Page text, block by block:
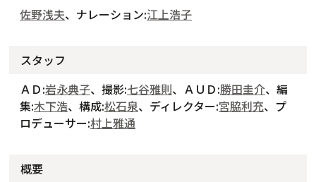
佐野浅夫、ナレーション:江上浩子
スタッフ
ＡＤ:岩永典子、撮影:七谷雅則、ＡＵＤ:勝田圭介、編
集:木下浩、構成:松石泉、ディレクター:宮脇利充、プ
ロデューサー:村上雅通
概要